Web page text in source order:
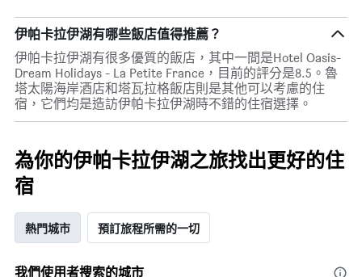
伊帕卡拉伊湖有哪些飯店值得推薦？
伊帕卡拉伊湖有很多優質的飯店，其中一間是Hotel Oasis-
Dream Holidays - La Petite France，目前的評分是8.5。魯
塔太陽海岸酒店和塔瓦拉格飯店則是其他可以考慮的住
宿，它們均是造訪伊帕卡拉伊湖時不錯的住宿選擇。
為你的伊帕卡拉伊湖之旅找出更好的住
宿
熱門城市 預訂旅程所需的一切
我們使用者搜索的城市